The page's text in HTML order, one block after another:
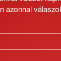
azonnal